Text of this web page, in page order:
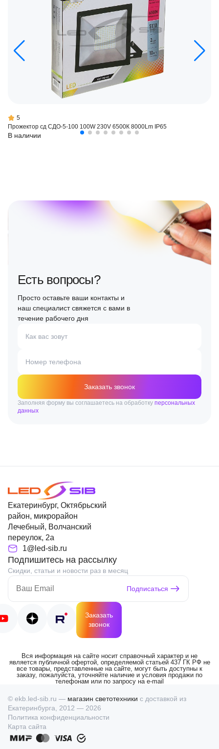
5
Прожектор сд СДО-5-100 100W 230V 6500К 8000Lm IP65
В наличии
Есть вопросы?
Просто оставьте ваши контакты и
наш специалист свяжется с вами в
течение рабочего дня
Как вас зовут
Номер телефона
Заказать звонок
Заполняя форму вы соглашаетесь на обработку персональных
данных
Екатеринбург, Октябрьский
район, микрорайон
Лечебный, Волчанский
переулок, 2а
1@led-sib.ru
Подпишитесь на рассылку
Скидки, статьи и новости раз в месяц
Подписаться
Заказать
звонок
Вся информация на сайте носит справочный характер и не
является публичной офертой, определяемой статьей 437 ГК РФ не
все товары, представленные на сайте, могут быть доступны к
заказу, пожалуйста, уточняйте наличие и условия продажи по
телефонам или по запросу на e-mail
© ekb.led-sib.ru — магазин светотехники с доставкой из
Екатеринбурга, 2012 — 2026
Политика конфиденциальности
Карта сайта